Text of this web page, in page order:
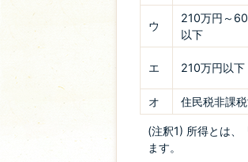
ウ
210万円～
以下
エ 210万円以下
オ
住民税非課
(注釈1) 所得とは、
ます。